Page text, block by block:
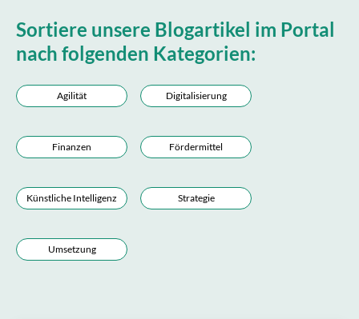
Sortiere unsere Blogartikel im Portal
nach folgenden Kategorien:
Agilität Digitalisierung
Finanzen Fördermittel
Künstliche Intelligenz Strategie
Umsetzung